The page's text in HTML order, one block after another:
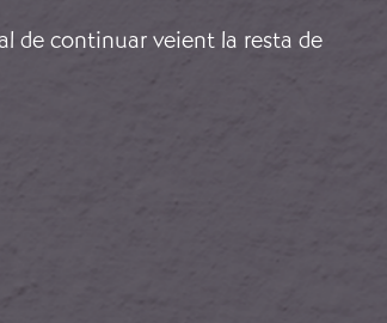
de continuar veient la resta de